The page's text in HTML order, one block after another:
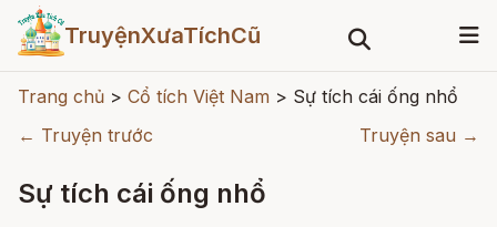
TruyệnXưaTíchCũ
Trang chủ > Cổ tích Việt Nam > Sự tích cái ống nhổ
← Truyện trước
Truyện sau →
Sự tích cái ống nhổ